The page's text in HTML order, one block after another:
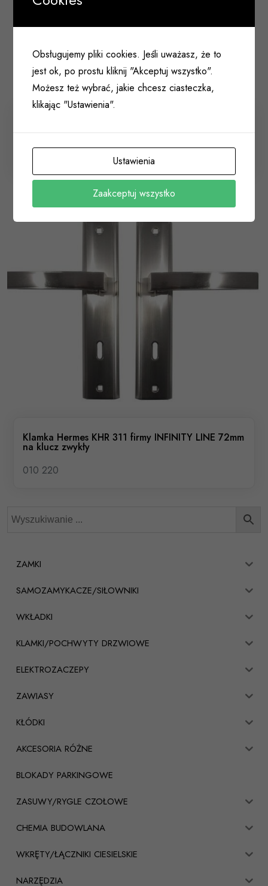
LINE 72mm na wkład bębenkowy prawa
Klamka Hermes KHR 311 firmy INFINITY LINE 72mm
na klucz zwykły
010 220
ZAMKI
SAMOZAMYKACZE/SIŁOWNIKI
WKŁADKI
KLAMKI/POCHWYTY DRZWIOWE
ELEKTROZACZEPY
ZAWIASY
KŁÓDKI
AKCESORIA RÓŻNE
BLOKADY PARKINGOWE
ZASUWY/RYGLE CZOŁOWE
CHEMIA BUDOWLANA
WKRĘTY/ŁĄCZNIKI CIESIELSKIE
NARZĘDZIA
Obsługujemy pliki cookies. Jeśli uważasz, że to
jest ok, po prostu kliknij "Akceptuj wszystko".
Możesz też wybrać, jakie chcesz ciasteczka,
klikając "Ustawienia".
Ustawienia
Zaakceptuj wszystko